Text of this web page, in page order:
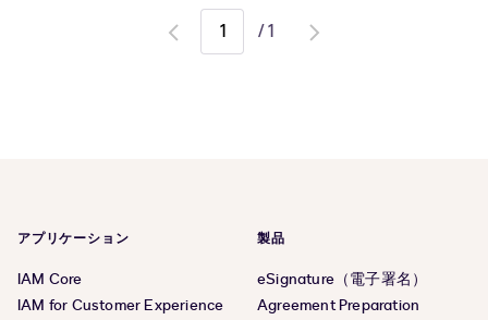
Go
/1
Go
アプリケーション
IAM Core
IAM for Customer Experience
製品
eSignature（電子署名）
Agreement Preparation